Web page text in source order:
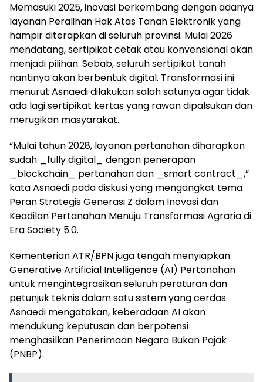
Memasuki 2025, inovasi berkembang dengan adanya
layanan Peralihan Hak Atas Tanah Elektronik yang
hampir diterapkan di seluruh provinsi. Mulai 2026
mendatang, sertipikat cetak atau konvensional akan
menjadi pilihan. Sebab, seluruh sertipikat tanah
nantinya akan berbentuk digital. Transformasi ini
menurut Asnaedi dilakukan salah satunya agar tidak
ada lagi sertipikat kertas yang rawan dipalsukan dan
merugikan masyarakat.
“Mulai tahun 2028, layanan pertanahan diharapkan
sudah _fully digital_ dengan penerapan
_blockchain_ pertanahan dan _smart contract_,”
kata Asnaedi pada diskusi yang mengangkat tema
Peran Strategis Generasi Z dalam Inovasi dan
Keadilan Pertanahan Menuju Transformasi Agraria di
Era Society 5.0.
Kementerian ATR/BPN juga tengah menyiapkan
Generative Artificial Intelligence (AI) Pertanahan
untuk mengintegrasikan seluruh peraturan dan
petunjuk teknis dalam satu sistem yang cerdas.
Asnaedi mengatakan, keberadaan AI akan
mendukung keputusan dan berpotensi
menghasilkan Penerimaan Negara Bukan Pajak
(PNBP).